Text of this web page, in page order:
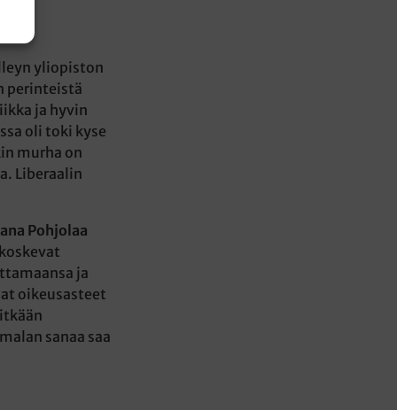
yliopiston
perinteistä
ja hyvin
oli toki kyse
murha on
Liberaalin
Pohjolaa
ja
oikeusasteet
sanaa saa